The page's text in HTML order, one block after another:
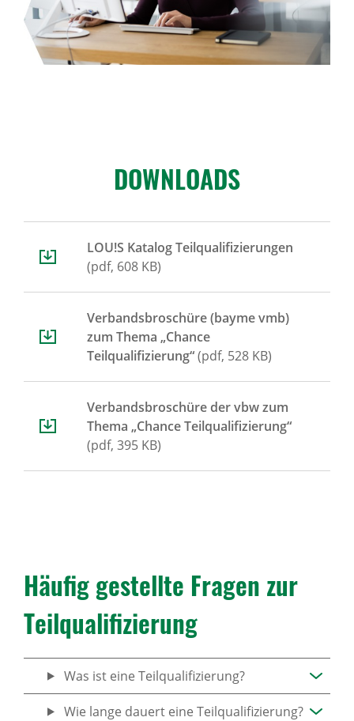
DOWN­LOADS
LOU!S Katalog Teilqualifizierungen
(pdf, 608 KB)
Verbandsbroschüre (bayme vmb)
zum Thema „Chance
Teilqualifizierung“(pdf, 528 KB)
Verbandsbroschüre der vbw zum
Thema „Chance Teilqualifizierung“
(pdf, 395 KB)
Häufig gestellte Fragen zur
Teil­qua­li­fi­zie­rung
Was ist eine Teilqualifizierung?
Wie lange dauert eine Teilqualifizierung?